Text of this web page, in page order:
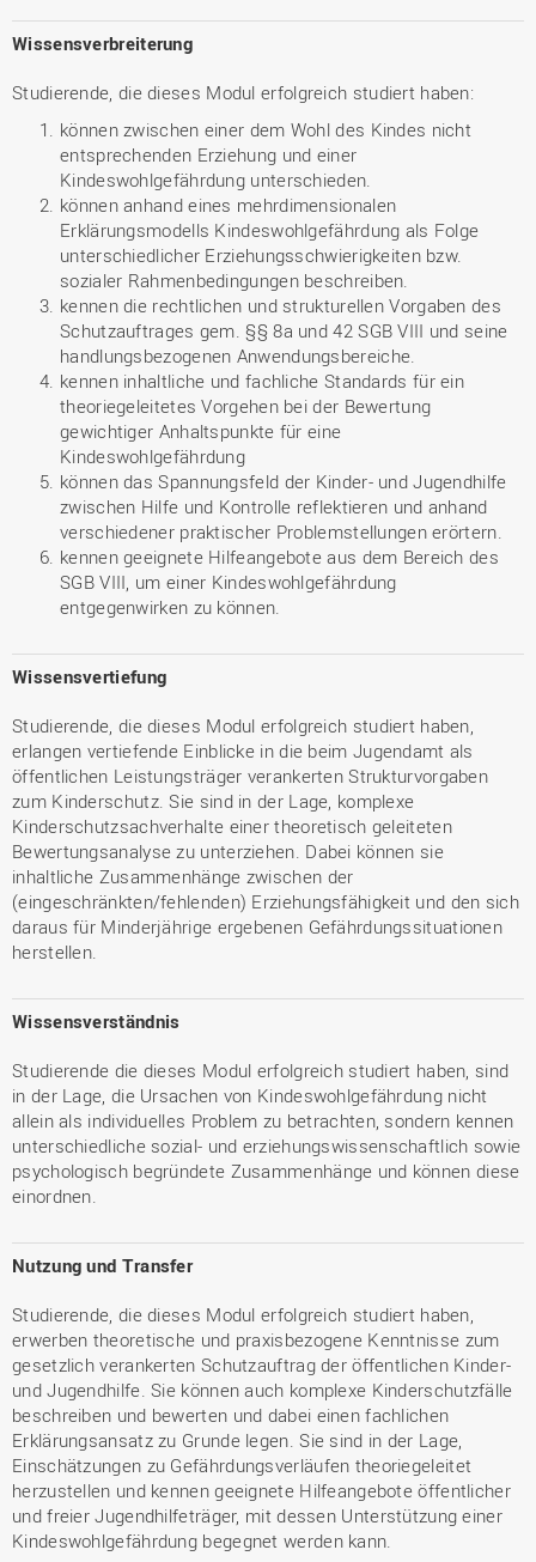
Wissensverbreiterung
Studierende, die dieses Modul erfolgreich studiert haben:
können zwischen einer dem Wohl des Kindes nicht
entsprechenden Erziehung und einer
Kindeswohlgefährdung unterschieden.
können anhand eines mehrdimensionalen
Erklärungsmodells Kindeswohlgefährdung als Folge
unterschiedlicher Erziehungsschwierigkeiten bzw.
sozialer Rahmenbedingungen beschreiben.
kennen die rechtlichen und strukturellen Vorgaben des
Schutzauftrages gem. §§ 8a und 42 SGB VIII und seine
handlungsbezogenen Anwendungsbereiche.
kennen inhaltliche und fachliche Standards für ein
theoriegeleitetes Vorgehen bei der Bewertung
gewichtiger Anhaltspunkte für eine
Kindeswohlgefährdung
können das Spannungsfeld der Kinder- und Jugendhilfe
zwischen Hilfe und Kontrolle reflektieren und anhand
verschiedener praktischer Problemstellungen erörtern.
kennen geeignete Hilfeangebote aus dem Bereich des
SGB VIII, um einer Kindeswohlgefährdung
entgegenwirken zu können.
Wissensvertiefung
Studierende, die dieses Modul erfolgreich studiert haben,
erlangen vertiefende Einblicke in die beim Jugendamt als
öffentlichen Leistungsträger verankerten Strukturvorgaben
zum Kinderschutz. Sie sind in der Lage, komplexe
Kinderschutzsachverhalte einer theoretisch geleiteten
Bewertungsanalyse zu unterziehen. Dabei können sie
inhaltliche Zusammenhänge zwischen der
(eingeschränkten/fehlenden) Erziehungsfähigkeit und den sich
daraus für Minderjährige ergebenen Gefährdungssituationen
herstellen.
Wissensverständnis
Studierende die dieses Modul erfolgreich studiert haben, sind
in der Lage, die Ursachen von Kindeswohlgefährdung nicht
allein als individuelles Problem zu betrachten, sondern kennen
unterschiedliche sozial- und erziehungswissenschaftlich sowie
psychologisch begründete Zusammenhänge und können diese
einordnen.
Nutzung und Transfer
Studierende, die dieses Modul erfolgreich studiert haben,
erwerben theoretische und praxisbezogene Kenntnisse zum
gesetzlich verankerten Schutzauftrag der öffentlichen Kinder-
und Jugendhilfe. Sie können auch komplexe Kinderschutzfälle
beschreiben und bewerten und dabei einen fachlichen
Erklärungsansatz zu Grunde legen. Sie sind in der Lage,
Einschätzungen zu Gefährdungsverläufen theoriegeleitet
herzustellen und kennen geeignete Hilfeangebote öffentlicher
und freier Jugendhilfeträger, mit dessen Unterstützung einer
Kindeswohlgefährdung begegnet werden kann.